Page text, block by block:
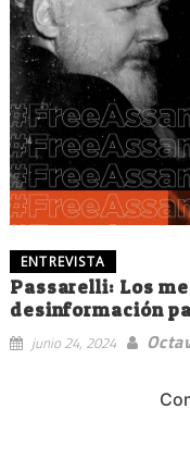
ENTREVISTA
Passarelli: Los
desinformación
junio 24, 2024